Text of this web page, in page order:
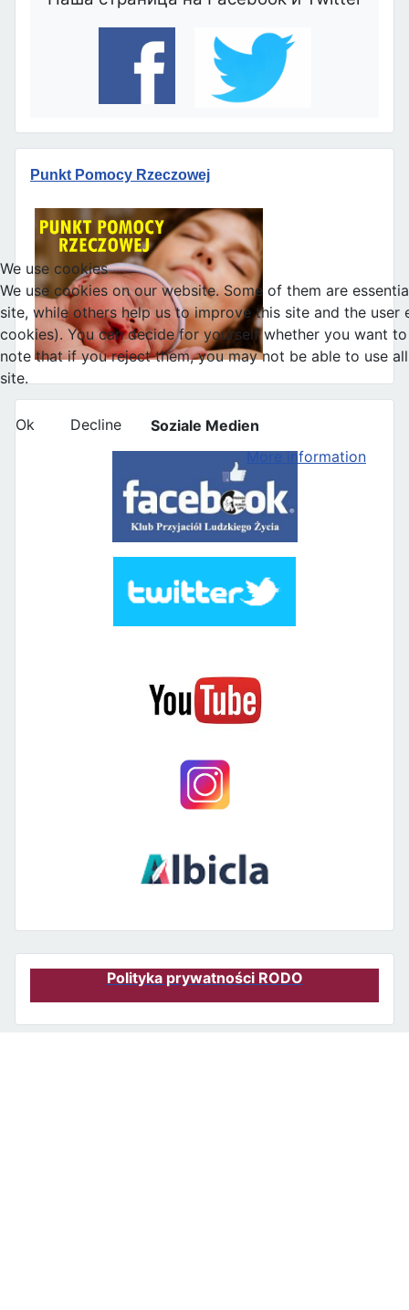
Punkt Pomocy Rzeczowej
Soziale Medien
Polityka prywatności RODO
We use cookies
We use cookies on our website. Some of them are
site, while others help us to improve this site and the user
cookies). You can decide for yourself whether you want
note that if you reject them, you may not be able to use
site.
Ok
Decline
More information